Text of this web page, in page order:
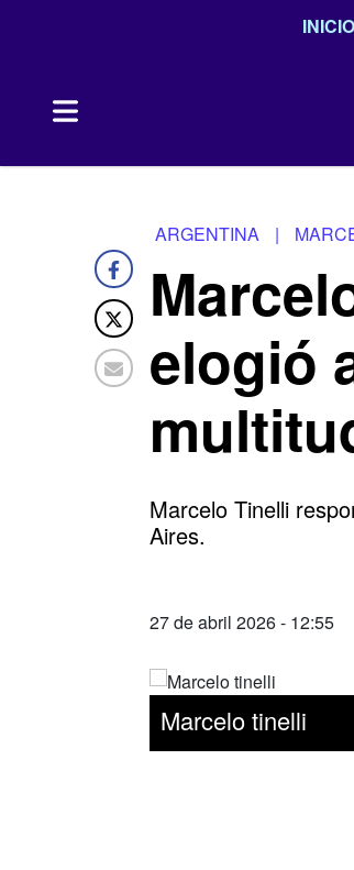
INICIO
ARGENTINA |
elogió
Marcelo Tinelli
Aires.
27 de abril 2026 - 12:55
Marcelo tinelli